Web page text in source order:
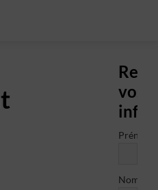
vos
Prénom
Nom